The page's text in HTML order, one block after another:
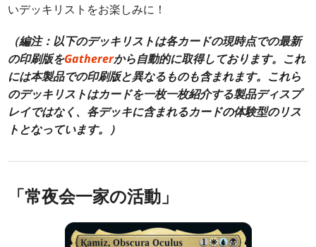
いデッキリストをお楽しみに！
（編注：以下のデッキリストは各カードの現時点での最新
の印刷版をGathererから自動的に取得しております。これ
には本製品での印刷版と異なるものも含まれます。これら
のデッキリストはカードを一枚一枚紹介する製品ディスプ
レイではなく、各デッキに含まれるカードの体験型のリス
トとなっています。）
「常夜会一家の活動」